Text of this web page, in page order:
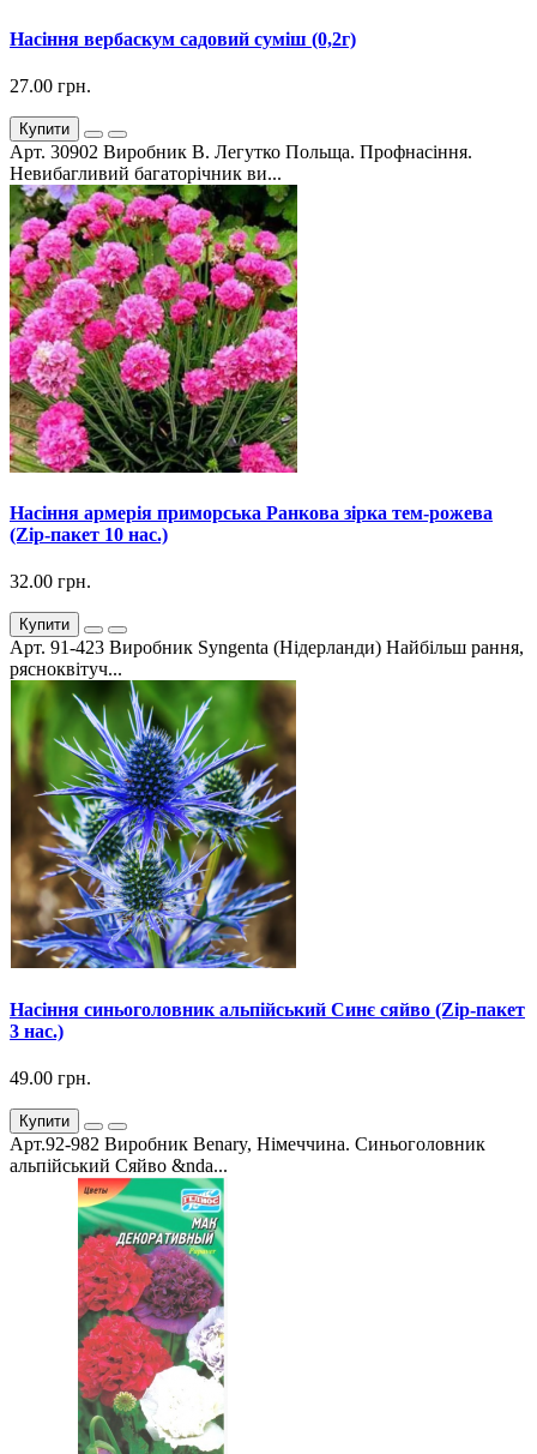
Насіння вербаскум садовий суміш (0,2г)
27.00 грн.
Купити
Арт. 30902 Виробник В. Легутко Польща. Профнасіння.
Невибагливий багаторічник ви...
Насіння армерія приморська Ранкова зірка тем-рожева
(Zip-пакет 10 нас.)
32.00 грн.
Купити
Арт. 91-423 Виробник Syngenta (Нідерланди) Найбільш рання,
рясноквітуч...
Насіння синьоголовник альпійський Синє сяйво (Zip-пакет
3 нас.)
49.00 грн.
Купити
Арт.92-982 Виробник Benary, Німеччина. Синьоголовник
альпійський Сяйво &nda...